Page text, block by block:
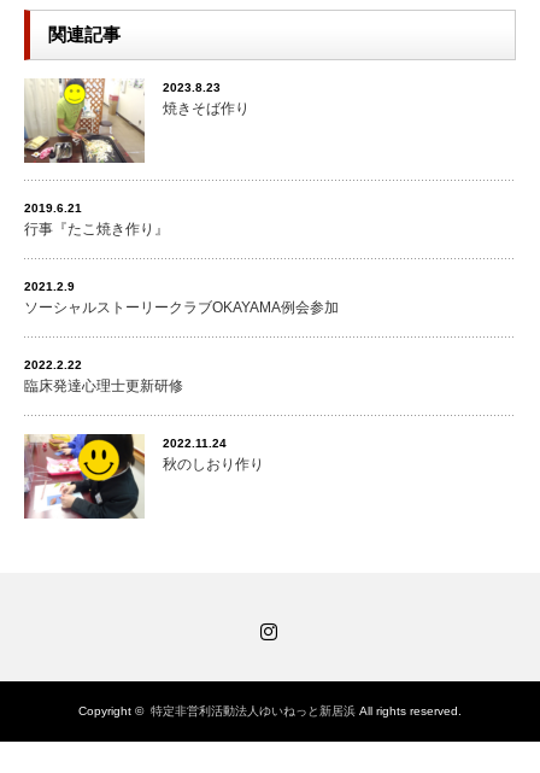
関連記事
2023.8.23
焼きそば作り
2019.6.21
行事『たこ焼き作り』
2021.2.9
ソーシャルストーリークラブOKAYAMA例会参加
2022.2.22
臨床発達心理士更新研修
2022.11.24
秋のしおり作り
Copyright © 特定非営利活動法人ゆいねっと新居浜 All rights reserved.